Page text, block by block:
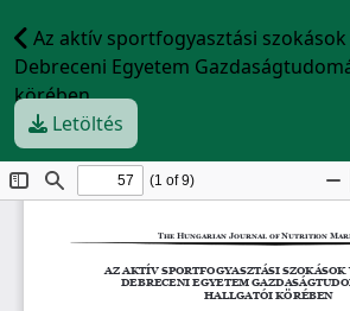
Az aktív sportfogyasztási szokások
Debreceni Egyetem
körében
Letöltés